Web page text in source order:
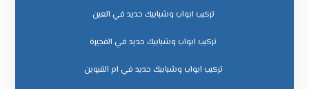
تركيب ابواب وشبابيك حديد في العين
تركيب ابواب وشبابيك حديد في الفجيرة
تركيب ابواب وشبابيك حديد في ام القيوين